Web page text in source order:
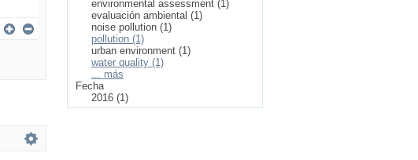
environmental assessment (1)
evaluación ambiental (1)
noise pollution (1)
pollution (1)
urban environment (1)
water quality (1)
... más
Fecha
2016 (1)